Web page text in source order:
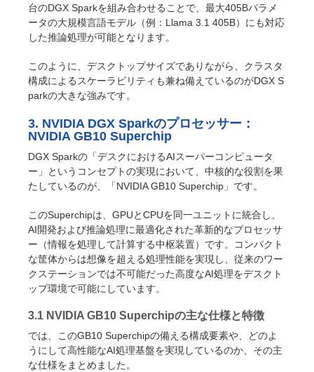
台のDGX Sparkを組み合わせることで、最大405Bパラメ
ータの大規模言語モデル（例：Llama 3.1 405B）にも対応
した推論処理が可能となります。
このように、デスクトップサイズでありながら、クラスタ
構成によるスケーラビリティも兼ね備えているのがDGX S
parkの大きな強みです。
3. NVIDIA DGX Sparkのプロセッサー：
NVIDIA GB10 Superchip
DGX Sparkの「デスクにおけるAIスーパーコンピュータ
ー」というコンセプトの実現において、中核的な役割を果
たしているのが、「NVIDIA GB10 Superchip」です。
このSuperchipは、GPUとCPUを同一ユニットに統合し、
AI開発および推論処理に最適化された革新的なプロセッサ
ー（情報を処理して計算する中枢装置）です。コンパクト
な筐体からは想像を超える処理性能を実現し、従来のワー
クステーションでは不可能だった高度なAI処理をデスクト
ップ環境で可能にしています。
3.1 NVIDIA GB10 Superchipの主な仕様と特徴
では、このGB10 Superchipの備える構成要素や、どのよ
うにして高性能なAI処理基盤を実現しているのか、その主
な仕様をまとめました。